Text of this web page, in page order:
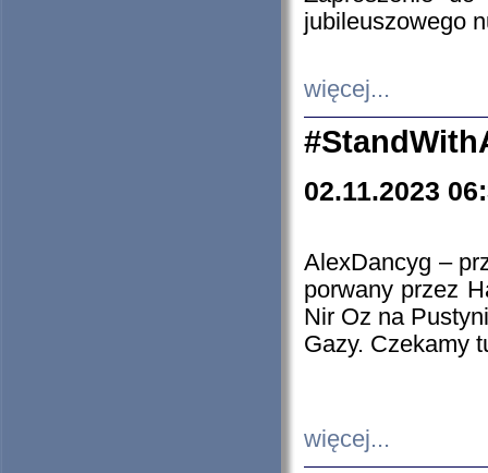
jubileuszowego
więcej...
02.11.2023
AlexDancyg –
porwany przez
Nir Oz na
Gazy. Czekamy
więcej...